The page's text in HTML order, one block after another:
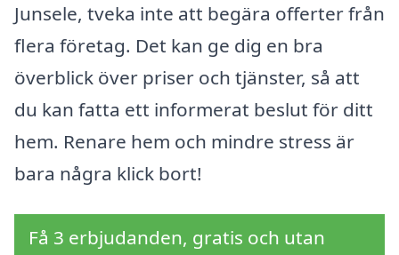
Junsele, tveka inte att begära offerter från
flera företag. Det kan ge dig en bra
överblick över priser och tjänster, så att
du kan fatta ett informerat beslut för ditt
hem. Renare hem och mindre stress är
bara några klick bort!
Få 3 erbjudanden, gratis och utan